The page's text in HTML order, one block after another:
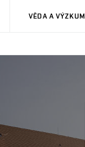
VĚDA A VÝZKUM